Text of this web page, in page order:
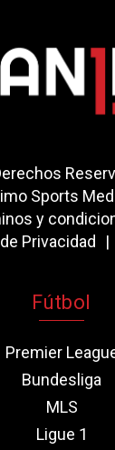
Sports
y
Privacidad
Fútbol
Premier
Bundesliga
MLS
Ligue 1